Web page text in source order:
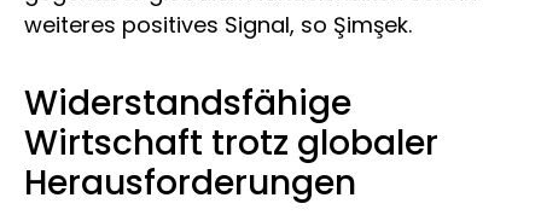
weiteres positives Signal, so Şimşek.
Widerstandsfähige
Wirtschaft trotz globaler
Herausforderungen